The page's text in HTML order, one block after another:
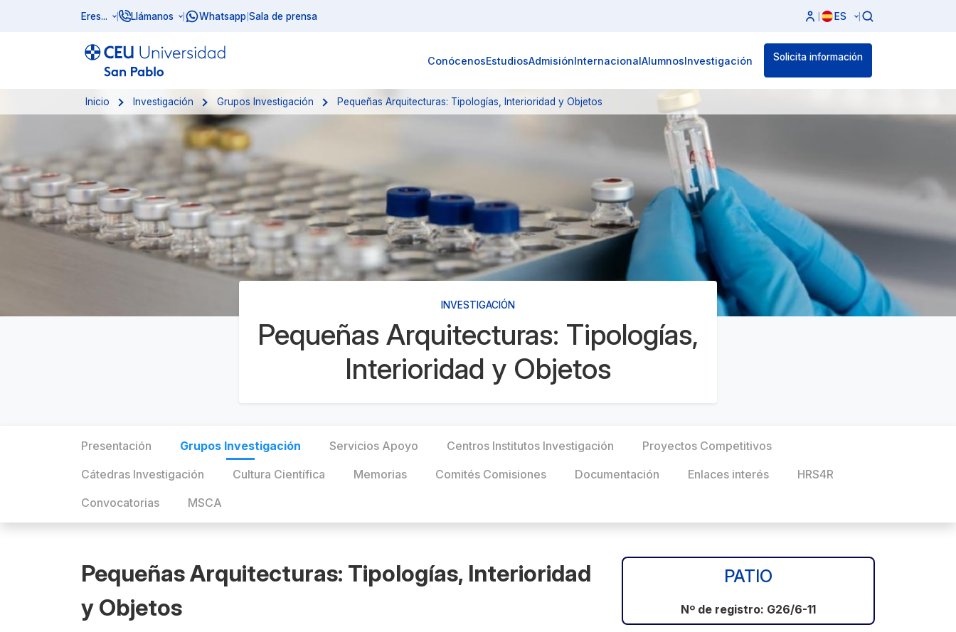
Eres... | Llámanos | Whatsapp Sala de prensa ES |
ConócenosEstudiosAdmisiónInternacionalAlumnosInvestigación Solicita información
Inicio Investigación Grupos Investigación Pequeñas Arquitecturas: Tipologías, Interioridad y Objetos
INVESTIGACIÓN
Pequeñas Arquitecturas: Tipologías,
Interioridad y Objetos
Presentación Grupos Investigación Servicios Apoyo Centros Institutos Investigación
Proyectos Competitivos
Cátedras Investigación
Cultura Científica Memorias Comités Comisiones Documentación Enlaces interés
HRS4R
Convocatorias
MSCA
Pequeñas Arquitecturas: Tipologías, Interioridad
y Objetos
PATIO
Nº de registro: G26/6-11